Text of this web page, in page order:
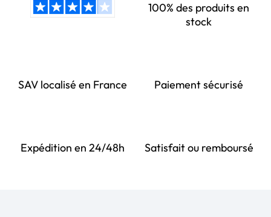
100% des produits en
stock
SAV localisé en France Paiement sécurisé
Expédition en 24/48h Satisfait ou remboursé